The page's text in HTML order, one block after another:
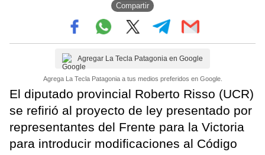
Compartir
Agregar La Tecla Patagonia en Google
Agrega La Tecla Patagonia a tus medios preferidos en Google.
El diputado provincial Roberto Risso (UCR)
se refirió al proyecto de ley presentado por
representantes del Frente para la Victoria
para introducir modificaciones al Código